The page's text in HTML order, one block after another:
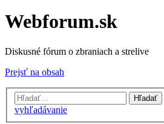
Webforum.sk
Diskusné fórum o zbraniach a strelive
Prejsť na obsah
Hľadať
vyhľadávanie